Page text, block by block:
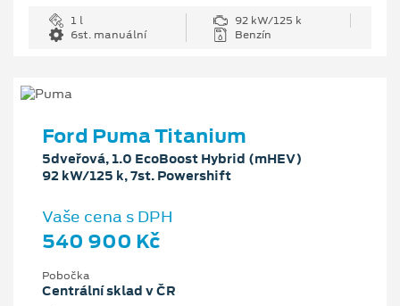
1 l
92 kW/125 k
6st. manuální
Benzín
Ford Puma Titanium
5dveřová, 1.0 EcoBoost Hybrid (mHEV)
92 kW/125 k, 7st. Powershift
Vaše cena s DPH
540 900 Kč
Pobočka
Centrální sklad v ČR